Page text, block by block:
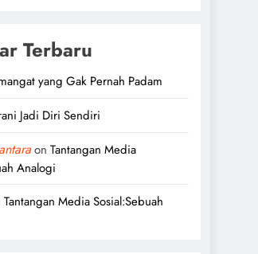
Terbaru
yang Gak Pernah Padam
Jadi Diri Sendiri
on Tantangan Media
Analogi
Tantangan Media Sosial:Sebuah